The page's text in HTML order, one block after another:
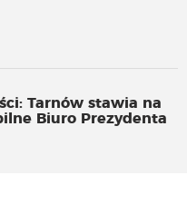
Tarnów stawia na
Biuro Prezydenta